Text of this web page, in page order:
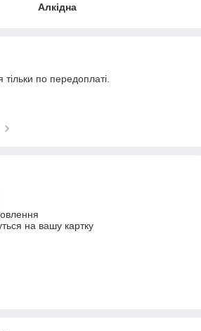
Алкідна
тільки по передоплаті.
на вашу картку